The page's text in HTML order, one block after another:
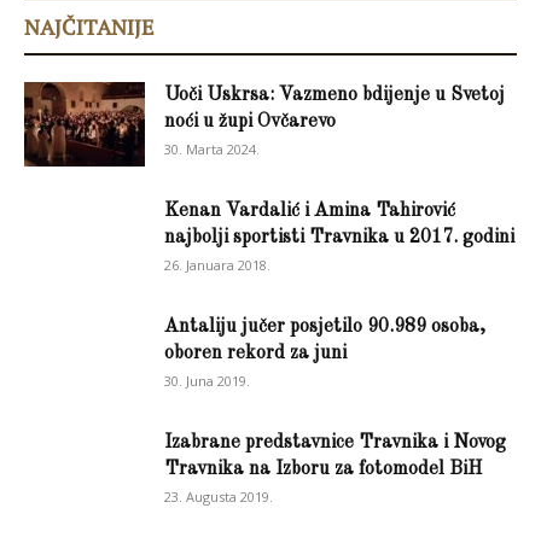
NAJČITANIJE
Uoči Uskrsa: Vazmeno bdijenje u Svetoj
noći u župi Ovčarevo
30. Marta 2024.
Kenan Vardalić i Amina Tahirović
najbolji sportisti Travnika u 2017. godini
26. Januara 2018.
Antaliju jučer posjetilo 90.989 osoba,
oboren rekord za juni
30. Juna 2019.
Izabrane predstavnice Travnika i Novog
Travnika na Izboru za fotomodel BiH
23. Augusta 2019.